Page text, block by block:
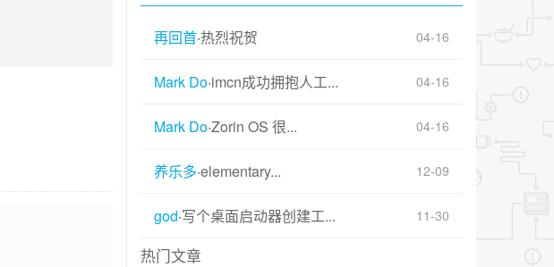
再回首·热烈祝贺 04-16
Mark Do·imcn成功拥抱人工... 04-16
Mark Do·Zorin OS 很... 04-16
养乐多·elementary... 12-09
god·写个桌面启动器创建工... 11-30
热门文章